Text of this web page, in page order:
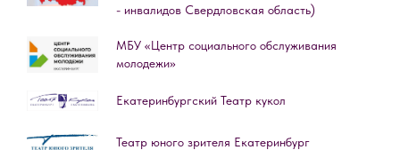
- инвалидов Свердловская область)
МБУ «Центр социального обслуживания
молодежи»
Екатеринбургский Театр кукол
Театр юного зрителя Екатеринбург